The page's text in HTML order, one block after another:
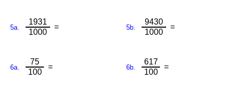
5a.
1931
1000
= 5b.
9430
1000
=
6a.
75
100
= 6b.
617
100
=